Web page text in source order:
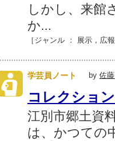
しかし、来館
か...
［ジャンル ： 展示 ， 広報
学芸員ノート by 佐
コレクショ
江別市郷土資
は、かつての